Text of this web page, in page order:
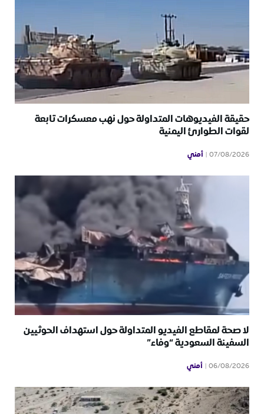
حقيقة الفيديوهات المتداولة حول نهب معسكرات تابعة
لقوات الطوارئ اليمنية
07/08/2026 أمني
لا صحة لمقاطع الفيديو المتداولة حول استهداف الحوثيين
السفينة السعودية “وفاء”
06/08/2026 أمني